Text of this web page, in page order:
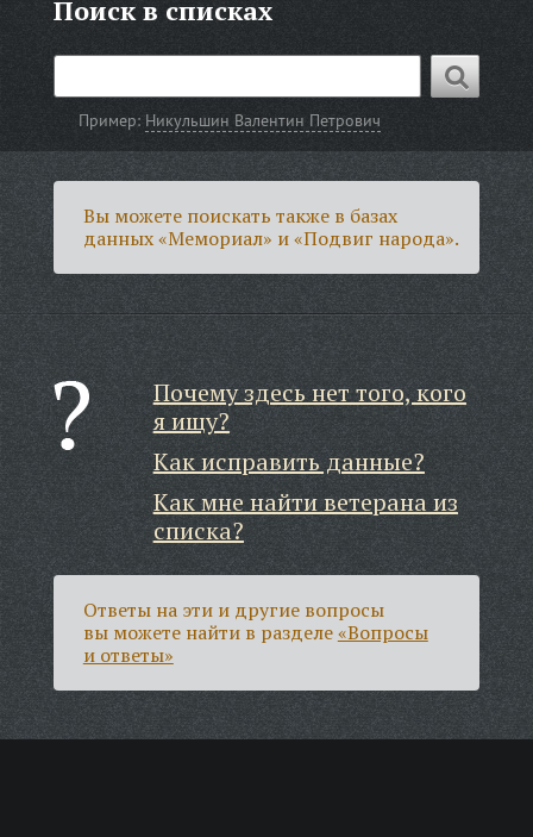
Поиск в списках
Пример: Никульшин Валентин Петрович
Вы можете поискать также в базах
данных «Мемориал» и «Подвиг народа».
Почему здесь нет того, кого
я ищу?
Как исправить данные?
Как мне найти ветерана из
списка?
Ответы на эти и другие вопросы
вы можете найти в разделе«Вопросы
и ответы»